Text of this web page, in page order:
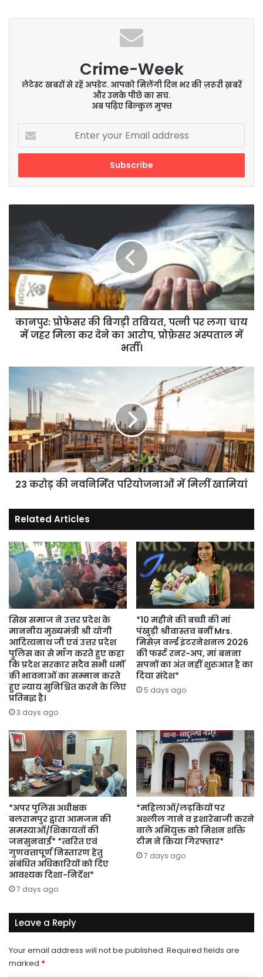
Crime-Week
लेटेस्ट खबरों से रहें अपडेट. आपको मिलेंगी दिन भर की ज़रूरी ख़बरें
और उनके पीछे का सच.
अब पढ़िए बिल्कुल मुफ्त
Enter
your
Email
प्रोफेसर
तबियत,
पत्नी
पर
लगा
चाय
जहर
आरोप,
प्रोफ़ेसर
अस्पताल
में
भर्ती।
कानपुर: प्रोफेसर की बिगड़ी तबियत, पत्नी पर लगा चाय
में जहर मिला कर देने का आरोप, प्रोफ़ेसर अस्पताल में
भर्ती।
की
नवनिर्मित
परियोजनाओं
में
मिलीं
खामियां
23 करोड़ की नवनिर्मित परियोजनाओं में मिलीं खामियां
Related Articles
सिख समाज ने उत्तर प्रदेश के
माननीय मुख्यमंत्री श्री योगी
आदित्यनाथ जी एवं उत्तर प्रदेश
पुलिस का से माँग करते हुए कहा
कि प्रदेश सरकार सदैव सभी धर्मों
की भावनाओं का सम्मान करते
हुए न्याय सुनिश्चित करने के लिए
प्रतिबद्ध है।
3 days ago
*10 महीने की बच्ची की मां
पंखुड़ी श्रीवास्तव बनीं Mrs.
मिसेज़ वर्ल्ड इंटरनेशनल 2026
की फर्स्ट रनर-अप, मां बनना
सपनों का अंत नहीं शुरुआत है का
दिया संदेश*
5 days ago
*अपर पुलिस अधीक्षक
बलरामपुर द्वारा आमजन की
समस्याओं/शिकायतों की
जनसुनवाई* *त्वरित एवं
गुणवत्तापूर्ण निस्तारण हेतु
संबंधित अधिकारियों को दिए
आवश्यक दिशा-निर्देश*
7 days ago
*महिलाओं/लड़कियों पर
अश्लील गाने व इशारेबाजी करने
वाले अभियुक्त को मिशन शक्ति
टीम ने किया गिरफ्तार*
7 days ago
Leave a Reply
Your email address will not be published. Required fields are
marked *